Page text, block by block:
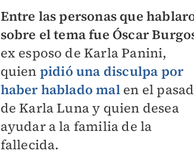
Entre las personas que
sobre el tema fue Óscar
ex esposo de Karla Panini,
quien pidió una disculpa por
haber hablado mal en el
de Karla Luna y quien desea
ayudar a la familia de la
fallecida.